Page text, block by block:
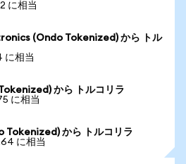
に相当
(Ondo Tokenized) から トル
に相当
から トルコリラ
に相当
から トルコリラ
に相当